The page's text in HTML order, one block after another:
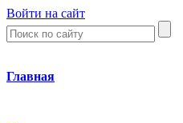
Войти на сайт
Главная